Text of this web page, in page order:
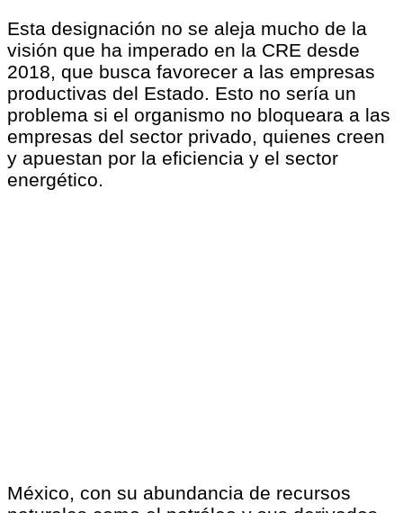
Esta designación no se aleja mucho de la
visión que ha imperado en la CRE desde
2018, que busca favorecer a las empresas
productivas del Estado. Esto no sería un
problema si el organismo no bloqueara a las
empresas del sector privado, quienes creen
y apuestan por la eficiencia y el sector
energético.
México, con su abundancia de recursos